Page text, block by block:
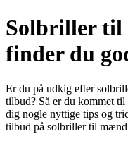
Solbriller til
finder du
Er du på udkig efter
tilbud? Så er du kommet
dig nogle nyttige tips og
tilbud på solbriller til